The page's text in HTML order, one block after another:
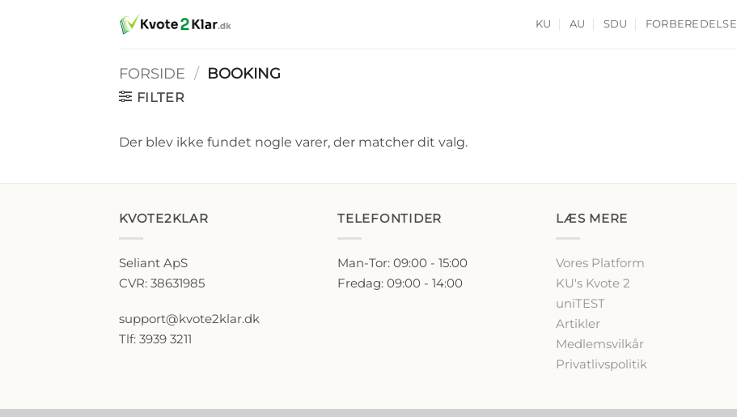
KU AU SDU FORBEREDELSE
FORSIDE / BOOKING
FILTER
Der blev ikke fundet nogle varer, der matcher dit valg.
KVOTE2KLAR
Seliant ApS
CVR: 38631985
support@kvote2klar.dk
Tlf: 3939 3211
TELEFONTIDER
Man-Tor: 09:00 - 15:00
Fredag: 09:00 - 14:00
LÆS MERE
Vores Platform
KU's Kvote 2
uniTEST
Artikler
Medlemsvilkår
Privatlivspolitik